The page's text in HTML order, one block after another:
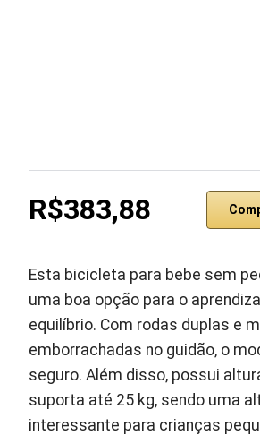
R$383,88
Esta bicicleta para bebe sem
uma boa opção para o
equilíbrio. Com rodas duplas e
emborrachadas no guidão, o
seguro. Além disso, possui
suporta até 25 kg, sendo uma
interessante para crianças